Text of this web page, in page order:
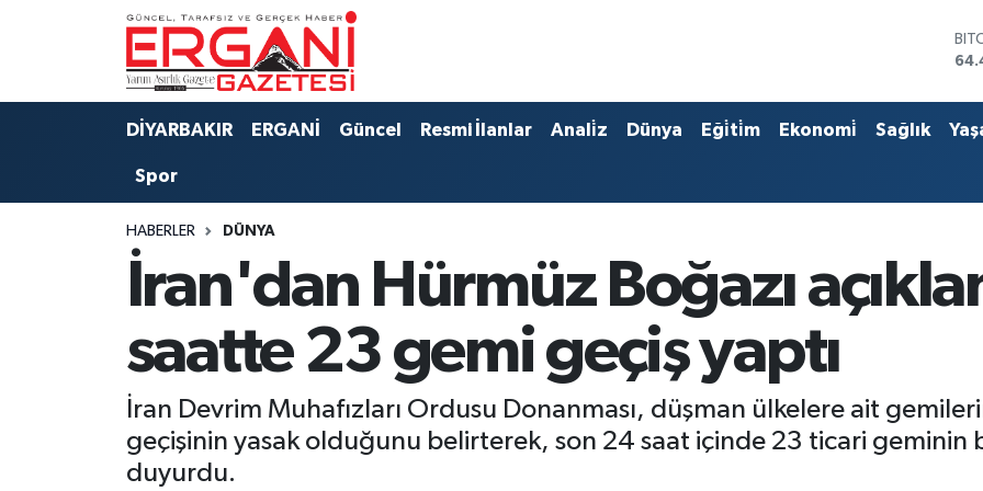
DİYARBAKIR ERGANİ Güncel Resmi İlanlar Anali̇z Dünya Eği̇ti̇m Ekonomi̇ Sağlık
Spor
HABERLER DÜNYA
İran'dan Hürmüz Boğazı
saatte 23 gemi geçiş yaptı
İran Devrim Muhafızları Ordusu Donanması, düşman ülkelere ait
geçişinin yasak olduğunu belirterek, son 24 saat içinde 23 ticari geminin
duyurdu.
DİYARBAKIR
BAĞLAR
ERGANİ
Resmi İlanlar
Ergani Nöbetçi Eczaneler
Ergani Hava Durumu
Süper Lig Puan Durumu ve Fikstür
Tüm Manşetler
Son Dakika Haberleri
Haber Arşivi